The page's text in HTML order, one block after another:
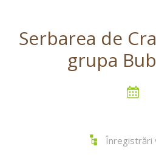
Serbarea de
grupa
Înregistrări